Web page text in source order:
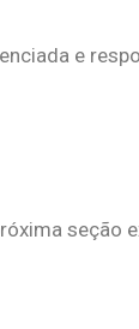
e
seção